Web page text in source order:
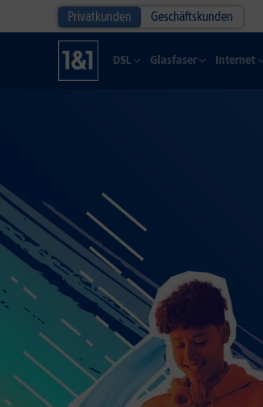
Privatkunden Geschäftskunden
DSL Glasfaser Internet